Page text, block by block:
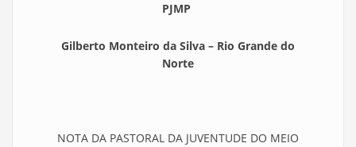
PJMP
Gilberto Monteiro da Silva – Rio Grande do
Norte
NOTA DA PASTORAL DA JUVENTUDE DO MEIO